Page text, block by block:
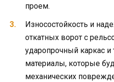
проем.
Износостойкость и
откатных ворот с
ударопрочный каркас
материалы, которые
механических